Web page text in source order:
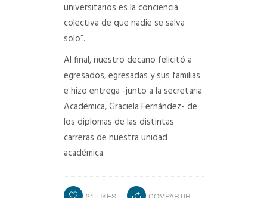
universitarios es la conciencia
colectiva de que nadie se salva
solo”.
Al final, nuestro decano felicitó a
egresados, egresadas y sus familias
e hizo entrega -junto a la secretaria
Académica, Graciela Fernández- de
los diplomas de las distintas
carreras de nuestra unidad
académica.
31 LIKES COMPARTIR